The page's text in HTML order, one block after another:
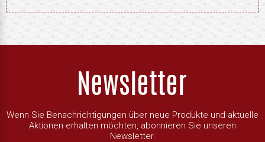
Wenn Sie Benachrichtigungen über neue Produkte und aktuelle
Aktionen erhalten möchten, abonnieren Sie unseren
Newsletter.